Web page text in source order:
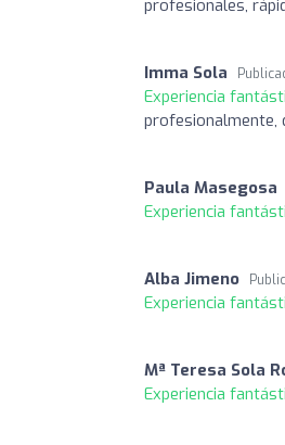
profesionales,
Imma Sola
Experiencia
profesionalmente,
Paula Masegosa
Experiencia
Alba Jimeno
Experiencia
Mª Teresa Sola
Experiencia